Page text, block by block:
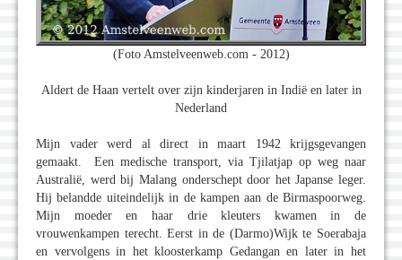
(Foto Amstelveenweb.com - 2012)
Aldert de Haan vertelt over zijn kinderjaren in Indië en later in
Nederland
Mijn vader werd al direct in maart 1942 krijgsgevangen
gemaakt. Een medische transport, via Tjilatjap op weg naar
Australië, werd bij Malang onderschept door het Japanse leger.
Hij belandde uiteindelijk in de kampen aan de Birmaspoorweg.
Mijn moeder en haar drie kleuters kwamen in de
vrouwenkampen terecht. Eerst in de (Darmo)Wijk te Soerabaja
en vervolgens in het kloosterkamp Gedangan en later in het